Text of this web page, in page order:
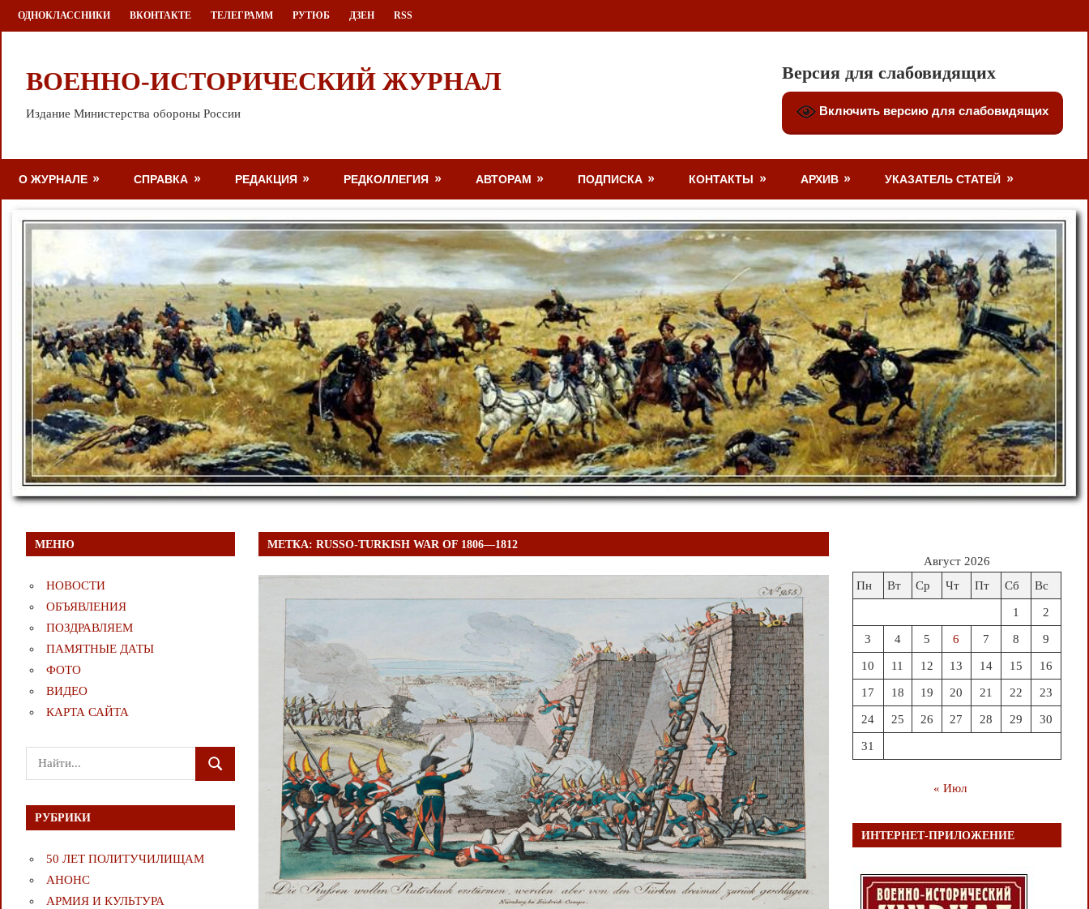
Перейти
к
ОДНОКЛАССНИКИ ВКОНТАКТЕ ТЕЛЕГРАММ РУТЮБ ДЗЕН RSS
ВОЕННО-ИСТОРИЧЕСКИЙ ЖУРНАЛ
Издание Министерства обороны России
Версия для слабовидящих
Включить версию для слабовидящих
О ЖУРНАЛЕ СПРАВКА РЕДАКЦИЯ РЕДКОЛЛЕГИЯ АВТОРАМ ПОДПИСКА КОНТАКТЫ АРХИВ УКАЗАТЕЛЬ СТАТЕЙ
МЕТКА:RUSSO-TURKISH WAR OF 1806—1812
МЕНЮ
НОВОСТИ
ОБЪЯВЛЕНИЯ
ПОЗДРАВЛЯЕМ
ПАМЯТНЫЕ ДАТЫ
ФОТО
ВИДЕО
КАРТА САЙТА
Поиск
для:
ПОИСК
РУБРИКИ
50 ЛЕТ ПОЛИТУЧИЛИЩАМ
АНОНС
АРМИЯ И КУЛЬТУРА
Август 2026
Пн
Вт Ср Чт Пт Сб Вс
1 2
3 4 5 6 7 8 9
10 11 12 13 14 15 16
17 18 19 20 21 22 23
24 25 26 27 28 29 30
31
« Июл
ИНТЕРНЕТ-ПРИЛОЖЕНИЕ